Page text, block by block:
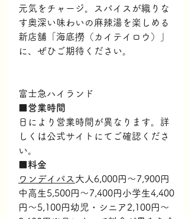
元気をチャージ。スパイスが織りな
す奥深い味わいの麻辣湯を楽しめる
新店舗「海底撈（カイテイロウ）」
に、ぜひご期待ください。
富士急ハイランド
■営業時間
日により営業時間が異なります。詳
しくは公式サイトにてご確認くださ
い。
■料金
ワンデイパス 大人6,000円～7,900円
中高生5,500円～7,400円小学生4,400
円～5,100円幼児・シニア2,100円～